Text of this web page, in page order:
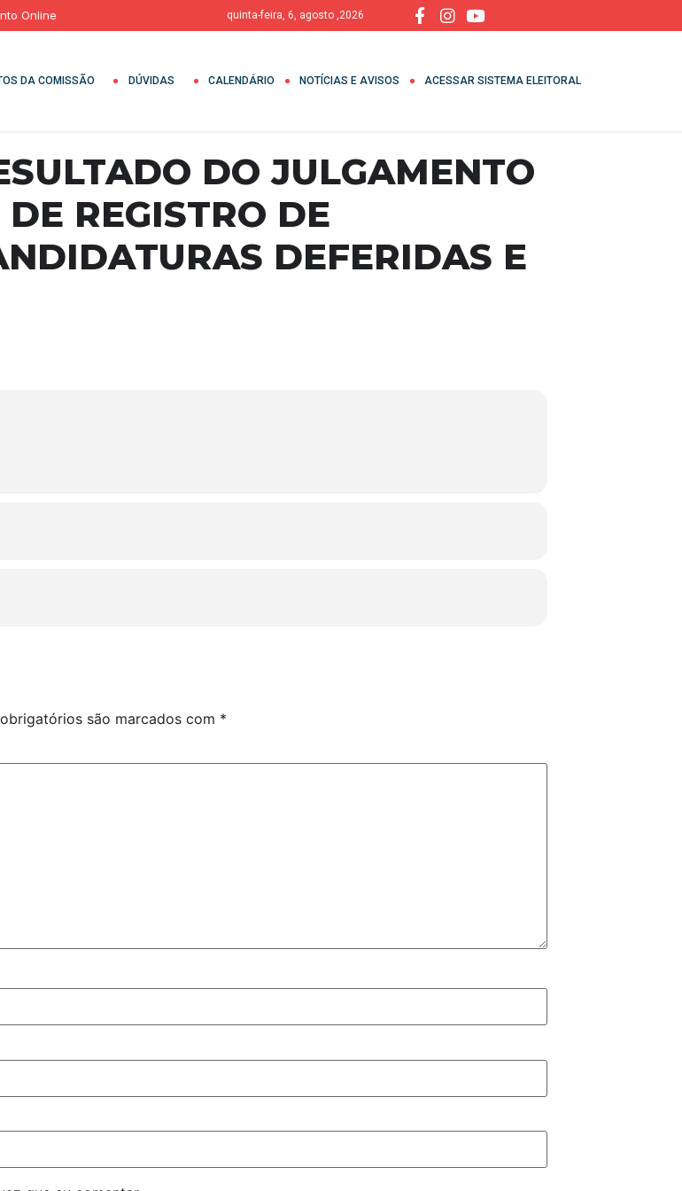
Online quinta-feira, 6, agosto ,2026
DA COMISSÃO DÚVIDAS CALENDÁRIO NOTÍCIAS E AVISOS ACESSAR SISTEMA ELEITORAL
DO JULGAMENTO
REGISTRO DE
DEFERIDAS E
são marcados com *